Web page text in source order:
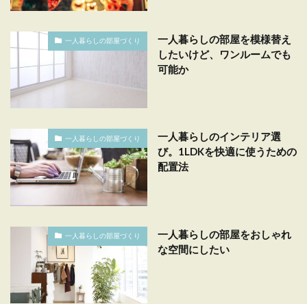
一人暮らしの部屋づくり
一人暮らしの部屋を模様替え
したいけど、ワンルームでも
可能か
一人暮らしの部屋づくり
一人暮らしのインテリア選
び。1LDKを快適に使うための
配置法
一人暮らしの部屋づくり
一人暮らしの部屋をおしゃれ
な空間にしたい